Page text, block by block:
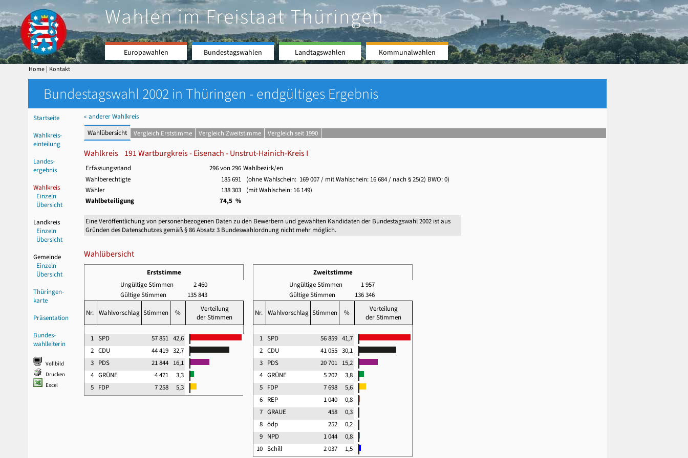
Wahlen im Freistaat Thüringen
Europawahlen Bundestagswahlen Landtagswahlen Kommunalwahlen
Home | Kontakt
Bundestagswahl 2002 in Thüringen - endgültiges Ergebnis
Startseite
Wahlkreis-
einteilung
Landes-
ergebnis
Wahlkreis
Einzeln
Übersicht
Landkreis
Einzeln
Übersicht
Gemeinde
Einzeln
Übersicht
Thüringen-
karte
Präsentation
Bundes-
wahlleiterin
Vollbild
Drucken
Excel
« anderer Wahlkreis
Wahlübersicht
Vergleich Erststimme Vergleich Zweitstimme Vergleich seit 1990
Wahlkreis 191 Wartburgkreis - Eisenach - Unstrut-Hainich-Kreis I
Erfassungsstand 296 von 296 Wahlbezirk/en
Wahlberechtigte
185 691 (ohne Wahlschein: 169 007 / mit Wahlschein: 16 684 / nach § 25(2) BWO: 0)
Wähler
138 303 (mit Wahlschein: 16 149)
Wahlbeteiligung
74,5 %
Eine Veröffentlichung von personenbezogenen Daten zu den Bewerbern und gewählten Kandidaten der Bundestagswahl 2002 ist aus
Gründen des Datenschutzes gemäß § 86 Absatz 3 Bundeswahlordnung nicht mehr möglich.
Wahlübersicht
Erststimme
Ungültige Stimmen
2 460
Gültige Stimmen
135 843
Nr. Wahlvorschlag Stimmen %
Verteilung
der Stimmen
1 SPD 57 851 42,6
2 CDU 44 419 32,7
3 PDS 21 844 16,1
4 GRÜNE 4 471
3,3
5 FDP 7 258 5,3
Zweitstimme
Ungültige Stimmen
1 957
Gültige Stimmen
136 346
Nr. Wahlvorschlag Stimmen %
Verteilung
der Stimmen
1 SPD 56 859 41,7
2 CDU 41 055 30,1
3 PDS 20 701 15,2
4 GRÜNE 5 202
3,8
5 FDP 7 698
5,6
6 REP 1 040
0,8
7 GRAUE 458
0,3
8 ödp 252
0,2
9 NPD 1 044
0,8
10 Schill 2 037 1,5